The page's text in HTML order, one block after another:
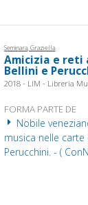
Seminara, Graziella
Amicizia e reti
Bellini e
2018 - LIM - Libreria
FORMA PARTE DE
Nobile
musica nelle
Perucchini. - (